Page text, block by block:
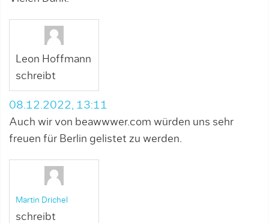
Leon Hoffmann
schreibt
08.12.2022, 13:11
Auch wir von beawwwer.com würden uns sehr
freuen für Berlin gelistet zu werden.
Martin Drichel
schreibt